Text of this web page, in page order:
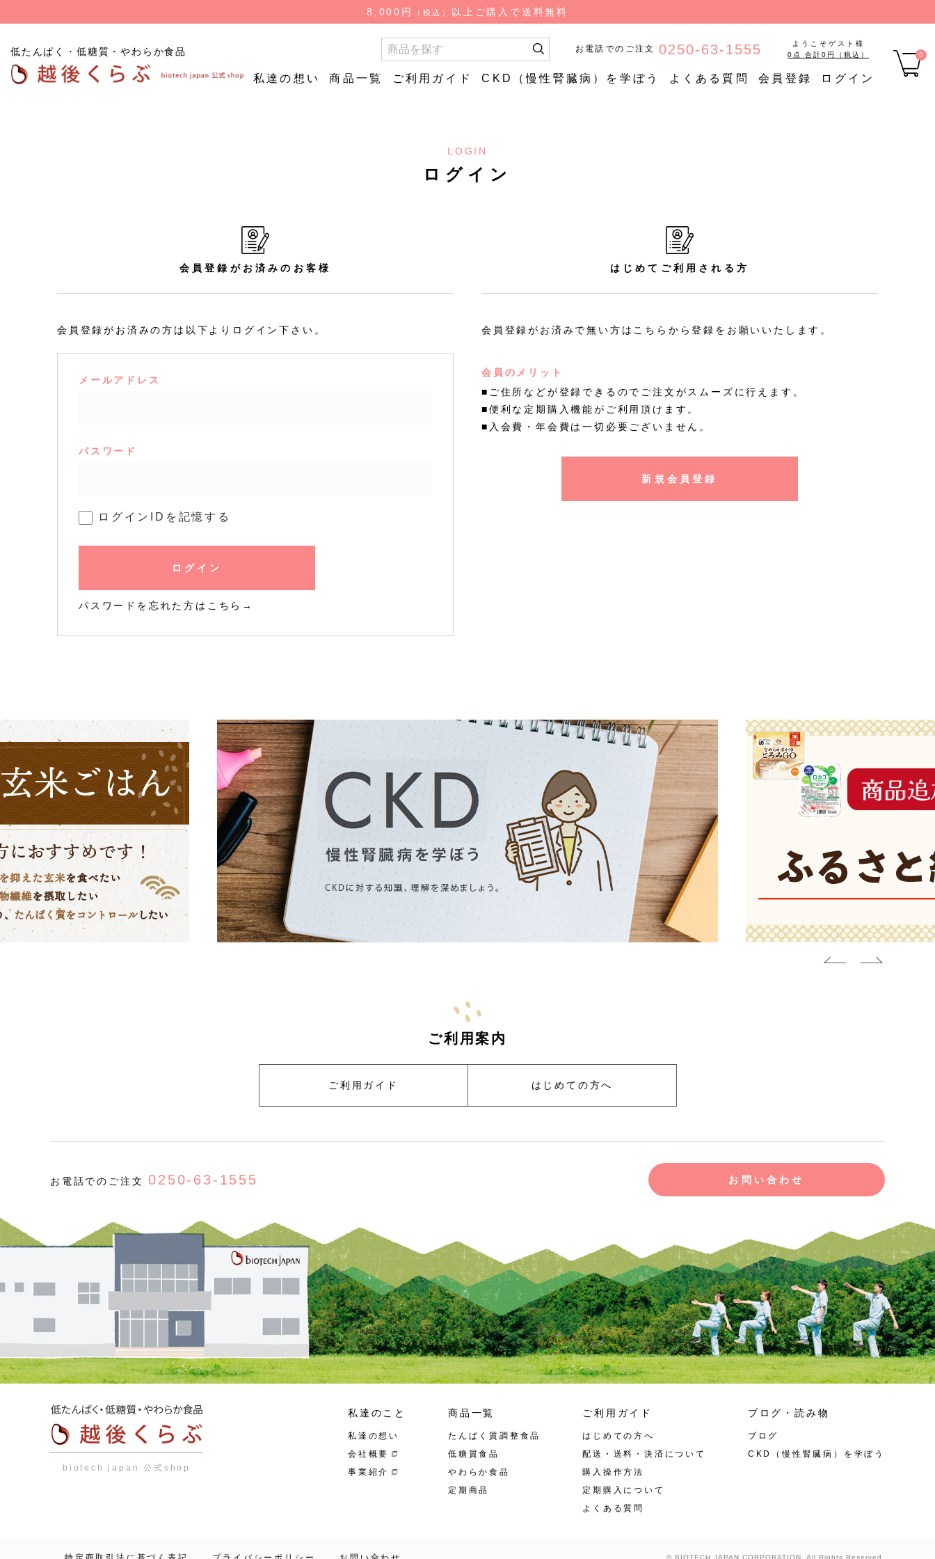
8,000円 （税込） 以上ご購入で送料無料
低たんぱく・低糖質・やわらか食品
検
お電話でのご注文0250-63-1555
ようこそゲスト様
0点 合計0円（税込）
私達の想い 商品一覧 ご利用ガイド CKD（慢性腎臓病）を学ぼう よくある質問 会員登録 ログイン
0
LOGIN
ログイン
会員登録がお済みのお客様
会員登録がお済みの方は以下よりログイン下さい。
メールアドレス
パスワード
ログインIDを記憶する
ログイン
パスワードを忘れた方はこちら→
はじめてご利用される方
会員登録がお済みで無い方はこちらから登録をお願いいたします。
会員のメリット
■ご住所などが登録できるのでご注文がスムーズに行えます。
■便利な定期購入機能がご利用頂けます。
■入会費・年会費は一切必要ございません。
新規会員登録
ご利用案内
ご利用ガイド はじめての方へ
お電話でのご注文0250-63-1555 お問い合わせ
biotech japan 公式shop
私達のこと
私達の想い
会社概要
事業紹介
商品一覧
たんぱく質調整食品
低糖質食品
やわらか食品
定期商品
ご利用ガイド
はじめての方へ
配送・送料・決済について
購入操作方法
定期購入について
よくある質問
ブログ・読み物
ブログ
CKD（慢性腎臓病）を学ぼう
© BIOTECH JAPAN CORPORATION . All Rights Reserved.